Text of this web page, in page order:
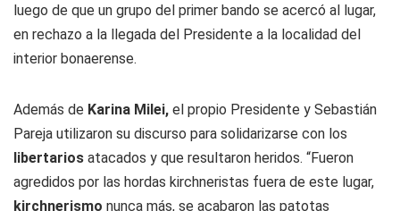
luego de que un grupo del primer bando se acercó al lugar,
en rechazo a la llegada del Presidente a la localidad del
interior bonaerense.
Además de Karina Milei, el propio Presidente y Sebastián
Pareja utilizaron su discurso para solidarizarse con los
libertarios atacados y que resultaron heridos. “Fueron
agredidos por las hordas kirchneristas fuera de este lugar,
kirchnerismo nunca más, se acabaron las patotas